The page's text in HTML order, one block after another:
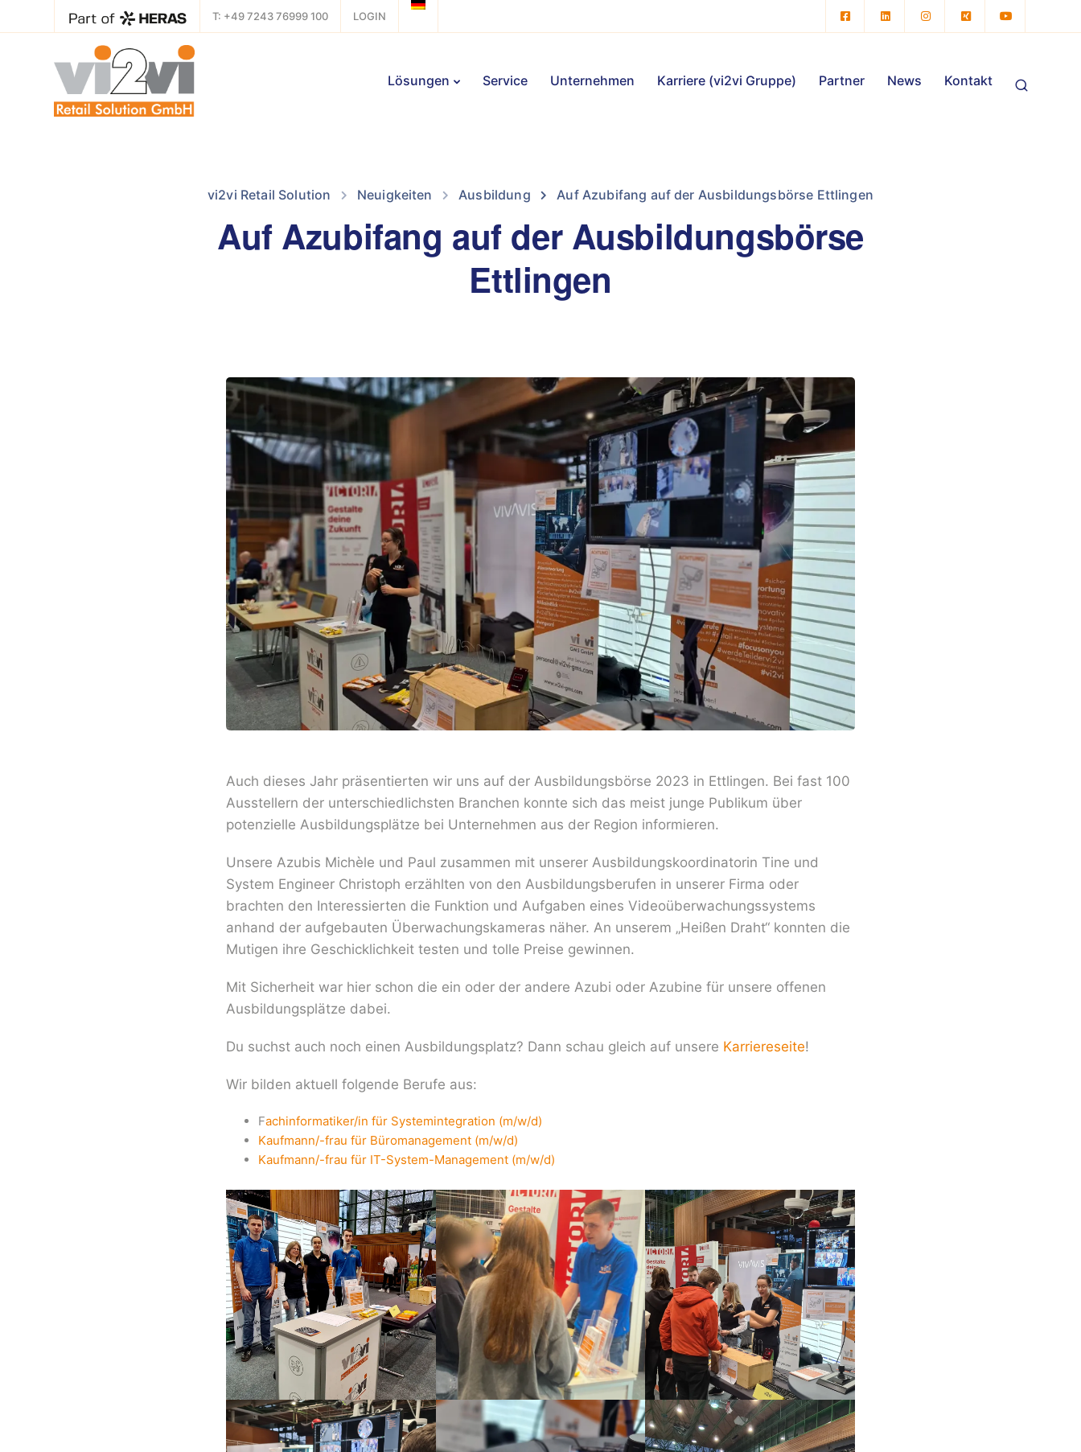
T: +49 7243 76999 100 LOGIN
Lösungen Service Unternehmen Karriere (vi2vi Gruppe) Partner News Kontakt
vi2vi Retail Solution Neuigkeiten Ausbildung Auf Azubifang auf der Ausbildungsbörse Ettlingen
Auf Azubifang auf der Ausbildungsbörse
Ettlingen
Auch dieses Jahr präsentierten wir uns auf der Ausbildungsbörse 2023 in Ettlingen. Bei fast 100
Ausstellern der unterschiedlichsten Branchen konnte sich das meist junge Publikum über
potenzielle Ausbildungsplätze bei Unternehmen aus der Region informieren.
Unsere Azubis Michèle und Paul zusammen mit unserer Ausbildungskoordinatorin Tine und
System Engineer Christoph erzählten von den Ausbildungsberufen in unserer Firma oder
brachten den Interessierten die Funktion und Aufgaben eines Videoüberwachungssystems
anhand der aufgebauten Überwachungskameras näher. An unserem „Heißen Draht“ konnten die
Mutigen ihre Geschicklichkeit testen und tolle Preise gewinnen.
Mit Sicherheit war hier schon die ein oder der andere Azubi oder Azubine für unsere offenen
Ausbildungsplätze dabei.
Du suchst auch noch einen Ausbildungsplatz? Dann schau gleich auf unsere Karriereseite!
Wir bilden aktuell folgende Berufe aus:
Fachinformatiker/in für Systemintegration (m/w/d)
Kaufmann/-frau für Büromanagement (m/w/d)
Kaufmann/-frau für IT-System-Management (m/w/d)